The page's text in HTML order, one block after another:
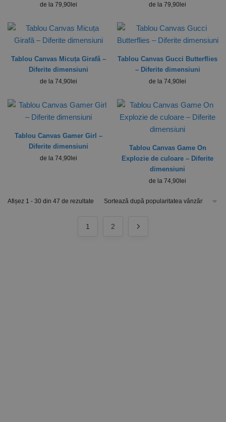
de la 79,90lei de la79,90lei
Tablou Canvas Micuța Girafă –
Diferite dimensiuni
de la 74,90lei
Tablou Canvas Gucci Butterflies
– Diferite dimensiuni
de la74,90lei
Tablou Canvas Gamer Girl –
Diferite dimensiuni
de la 74,90lei
Tablou Canvas Game On
Explozie de culoare – Diferite
dimensiuni
de la74,90lei
Afișez 1 - 30 din 47 de rezultate
1 2